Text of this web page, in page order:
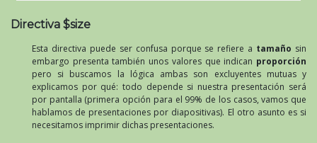
Directiva $size
Esta directiva puede ser confusa porque se refiere a tamaño sin
embargo presenta también unos valores que indican proporción
pero si buscamos la lógica ambas son excluyentes mutuas y
explicamos por qué: todo depende si nuestra presentación será
por pantalla (primera opción para el 99% de los casos, vamos que
hablamos de presentaciones por diapositivas). El otro asunto es si
necesitamos imprimir dichas presentaciones.